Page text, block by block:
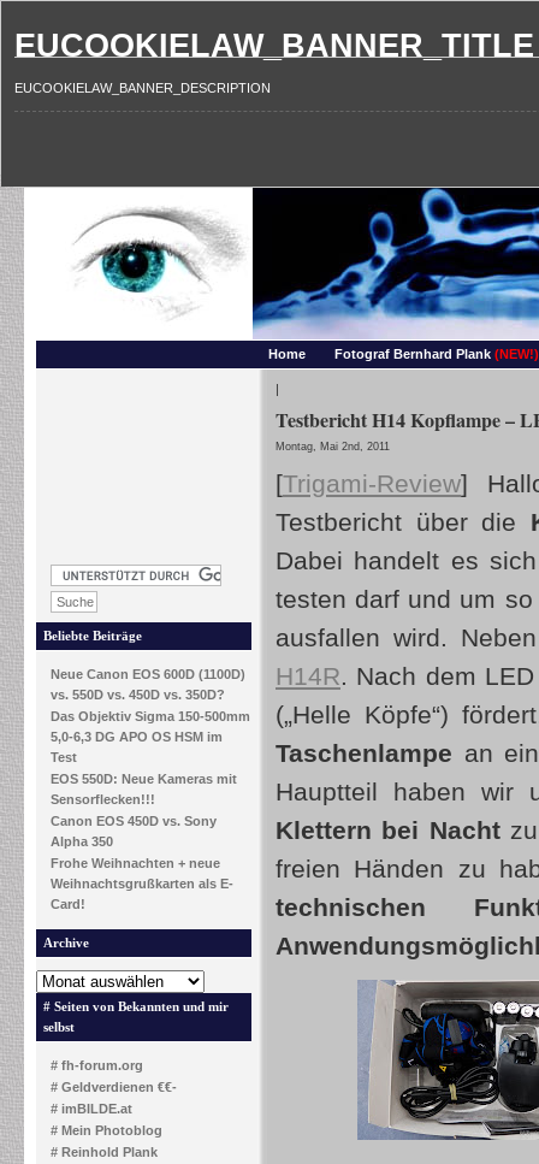
EUCOOKIELAW_BANNER_TITLE
EUCOOKIELAW_BANNER_DESCRIPTION
Home Fotograf Bernhard Plank (NEW!)
Beliebte Beiträge
Neue Canon EOS 600D (1100D)
vs. 550D vs. 450D vs. 350D?
Das Objektiv Sigma 150-500mm
5,0-6,3 DG APO OS HSM im
Test
EOS 550D: Neue Kameras mit
Sensorflecken!!!
Canon EOS 450D vs. Sony
Alpha 350
Frohe Weihnachten + neue
Weihnachtsgrußkarten als E-
Card!
Archive
# Seiten von Bekannten und mir
selbst
# fh-forum.org
# Geldverdienen €€-
# imBILDE.at
# Mein Photoblog
# Reinhold Plank
|
Testbericht H14 Kopflampe –
Montag, Mai 2nd, 2011
[Trigami-Review]
Testbericht über die
Dabei handelt es
testen darf und um
ausfallen wird.
H14R. Nach dem
(„Helle Köpfe“)
Taschenlampe an
Hauptteil haben wir
Klettern bei Nachtzu
freien Händen zu
technischen